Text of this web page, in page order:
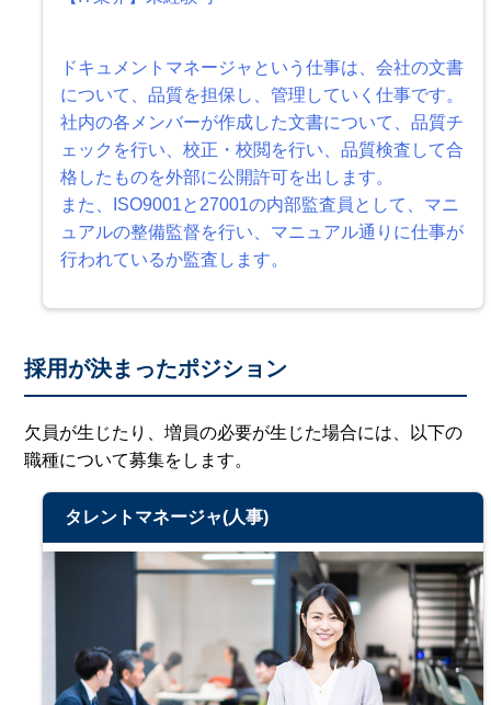
ドキュメントマネージャという仕事は、会社の文書
について、品質を担保し、管理していく仕事です。
社内の各メンバーが作成した文書について、品質チ
ェックを行い、校正・校閲を行い、品質検査して合
格したものを外部に公開許可を出します。
また、ISO9001と27001の内部監査員として、マニ
ュアルの整備監督を行い、マニュアル通りに仕事が
行われているか監査します。
採用が決まったポジション
欠員が生じたり、増員の必要が生じた場合には、以下の
職種について募集をします。
タレントマネージャ(人事)